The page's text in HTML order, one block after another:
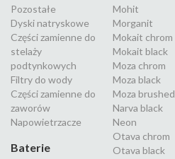
Pozostałe
Dyski natryskowe
Części zamienne do
stelaży
podtynkowych
Filtry do wody
Części zamienne do
zaworów
Napowietrzacze
Baterie
Mohit
Morganit
Mokait chrom
Mokait black
Moza chrom
Moza black
Moza
Narva black
Neon
Otava chrom
Otava black